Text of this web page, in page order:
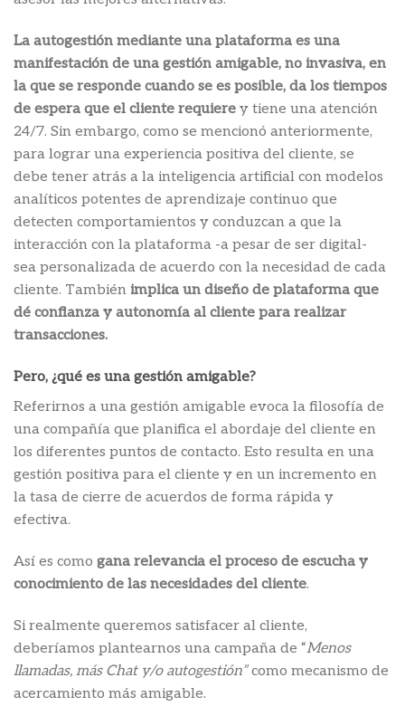
La autogestión mediante una plataforma es una
manifestación de una gestión amigable, no invasiva, en
la que se responde cuando se es posible, da los tiempos
de espera que el cliente requiere y tiene una atención
24/7. Sin embargo, como se mencionó anteriormente,
para lograr una experiencia positiva del cliente, se
debe tener atrás a la inteligencia artificial con modelos
analíticos potentes de aprendizaje continuo que
detecten comportamientos y conduzcan a que la
interacción con la plataforma -a pesar de ser digital-
sea personalizada de acuerdo con la necesidad de cada
cliente. También implica un diseño de plataforma que
dé confianza y autonomía al cliente para realizar
transacciones.
Pero, ¿qué es una gestión amigable?
Referirnos a una gestión amigable evoca la filosofía de
una compañía que planifica el abordaje del cliente en
los diferentes puntos de contacto. Esto resulta en una
gestión positiva para el cliente y en un incremento en
la tasa de cierre de acuerdos de forma rápida y
efectiva.
Así es como gana relevancia el proceso de escucha y
conocimiento de las necesidades del cliente.
Si realmente queremos satisfacer al cliente,
deberíamos plantearnos una campaña de “Menos
llamadas, más Chat y/o autogestión”como mecanismo de
acercamiento más amigable.